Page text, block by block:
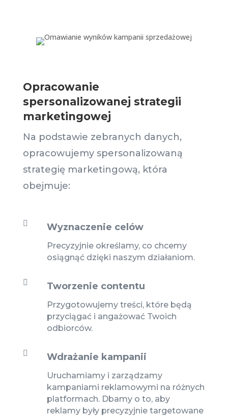
Opracowanie
spersonalizowanej strategii
marketingowej
Na podstawie zebranych danych,
opracowujemy spersonalizowaną
strategię marketingową, która
obejmuje:
 Wyznaczenie celów
Precyzyjnie określamy, co chcemy
osiągnąć dzięki naszym działaniom.
 Tworzenie contentu
Przygotowujemy treści, które będą
przyciągać i angażować Twoich
odbiorców.
 Wdrażanie kampanii
Uruchamiamy i zarządzamy
kampaniami reklamowymi na różnych
platformach. Dbamy o to, aby
reklamy były precyzyjnie targetowane